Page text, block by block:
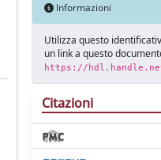
Informazioni
Utilizza questo
un link a questo
https://
Citazioni